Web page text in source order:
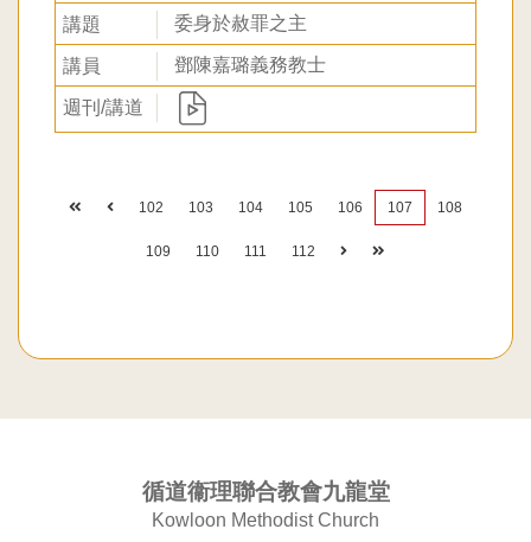
委身於赦罪之主
鄧陳嘉璐義務教士
102 103 104 105 106 107 108
109 110 111 112
循道衞理聯合教會九龍堂
Kowloon Methodist Church